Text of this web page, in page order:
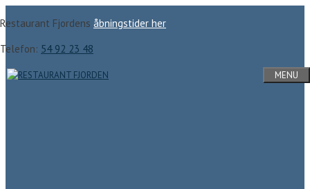
til
indhold
Restaurant Fjordens åbningstider her
Telefon: 54 92 23 48
MENU